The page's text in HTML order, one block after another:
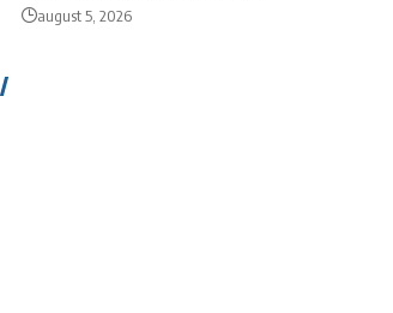
august 5, 2026